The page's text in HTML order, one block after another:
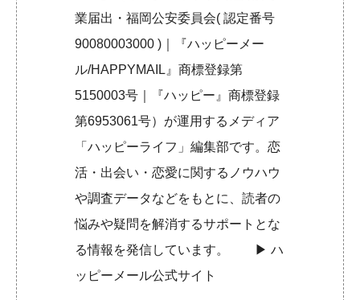
業届出・福岡公安委員会( 認定番号
90080003000 )｜『ハッピーメー
ル/HAPPYMAIL』商標登録第
5150003号｜『ハッピー』商標登録
第6953061号）が運用するメディア
「ハッピーライフ」編集部です。恋
活・出会い・恋愛に関するノウハウ
や調査データなどをもとに、読者の
悩みや疑問を解消するサポートとな
る情報を発信しています。 ▶︎ハ
ッピーメール公式サイト